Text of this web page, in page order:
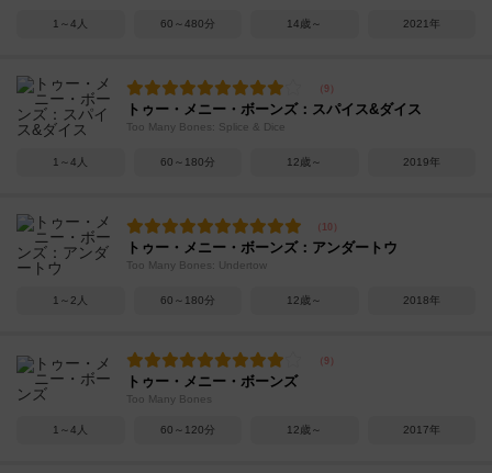
1～4人 60～480分 14歳～ 2021年
トゥー・メニー・ボーンズ：スパイス&ダイス
Too Many Bones: Splice & Dice
1～4人 60～180分 12歳～ 2019年
トゥー・メニー・ボーンズ：アンダートウ
Too Many Bones: Undertow
1～2人 60～180分 12歳～ 2018年
トゥー・メニー・ボーンズ
Too Many Bones
1～4人 60～120分 12歳～ 2017年